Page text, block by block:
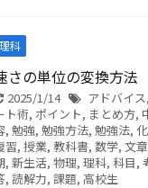
理科
さの単位の変換方法
2025/1/14 アドバイス,
ト術, ポイント, まとめ方,
, 勉強, 勉強方法, 勉強法,
習, 授業, 教科書, 数学, 文章
, 新生活, 物理, 理科, 科目,
, 読解力, 課題, 高校生